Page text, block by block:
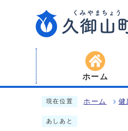
ホーム
現在位置 ホーム 健
あしあと